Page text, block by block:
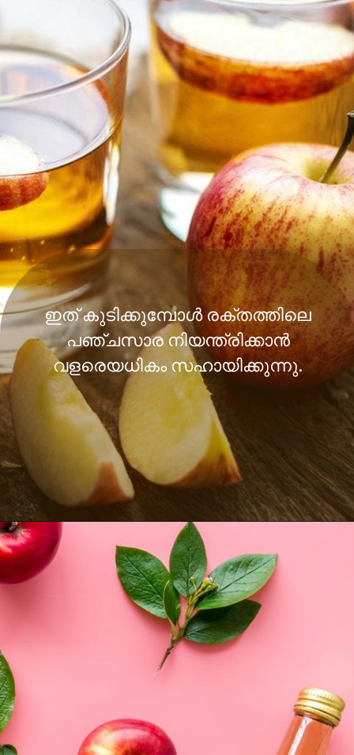
ഇത് കുടിക്കുമ്പോൾ രക്തത്തിലെ
പഞ്ചസാര നിയന്ത്രിക്കാൻ
വളരെയധികം സഹായിക്കുന്നു.